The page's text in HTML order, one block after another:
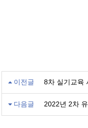
이전글 8차 실기교육
다음글 2022년 2차